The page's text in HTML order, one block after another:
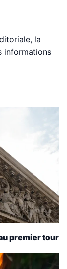
la
informations
premier tour